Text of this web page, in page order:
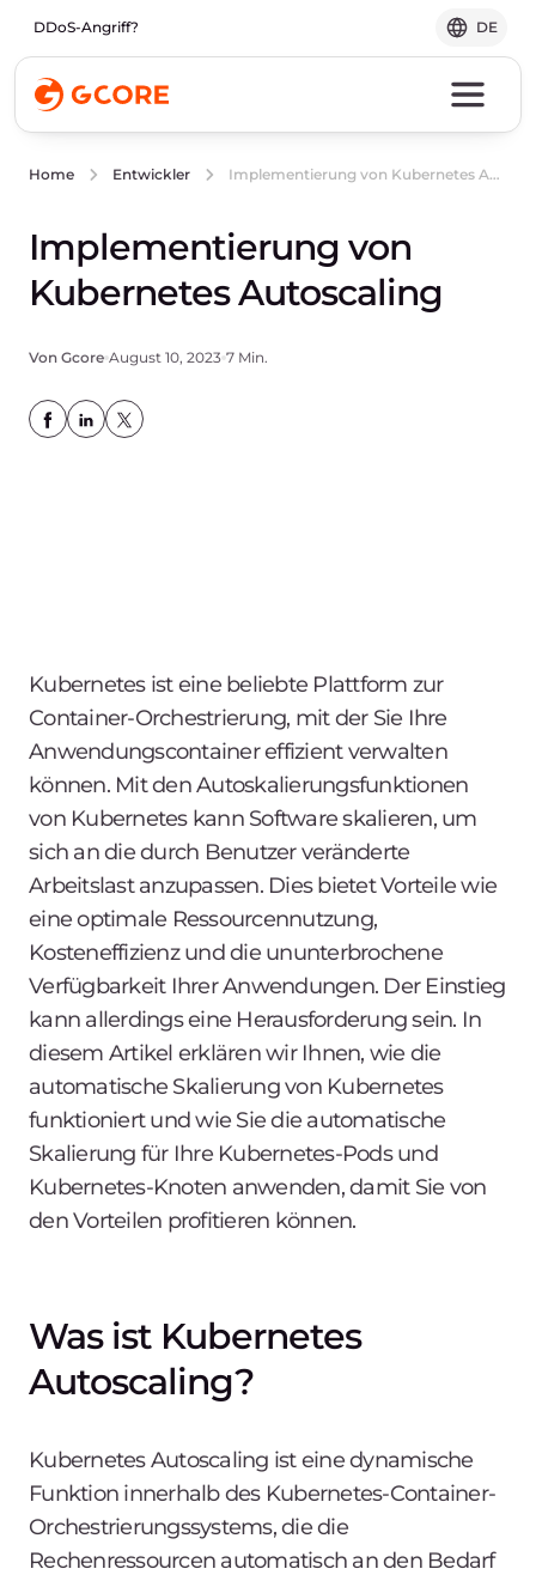
DDoS-Angriff? DE
Home Entwickler Implementierung von Kubernetes Autoscaling
Implementierung von
Kubernetes Autoscaling
Von Gcore August 10, 2023 7 Min.
Kubernetes ist eine beliebte Plattform zur
Container-Orchestrierung, mit der Sie Ihre
Anwendungscontainer effizient verwalten
können. Mit den Autoskalierungsfunktionen
von Kubernetes kann Software skalieren, um
sich an die durch Benutzer veränderte
Arbeitslast anzupassen. Dies bietet Vorteile wie
eine optimale Ressourcennutzung,
Kosteneffizienz und die ununterbrochene
Verfügbarkeit Ihrer Anwendungen. Der Einstieg
kann allerdings eine Herausforderung sein. In
diesem Artikel erklären wir Ihnen, wie die
automatische Skalierung von Kubernetes
funktioniert und wie Sie die automatische
Skalierung für Ihre Kubernetes-Pods und
Kubernetes-Knoten anwenden, damit Sie von
den Vorteilen profitieren können.
Was ist Kubernetes
Autoscaling?
Kubernetes Autoscaling ist eine dynamische
Funktion innerhalb des Kubernetes-Container-
Orchestrierungssystems, die die
Rechenressourcen automatisch an den Bedarf